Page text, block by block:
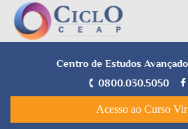
Centro de Estudos
0800.030.5050
Acesso ao Curso